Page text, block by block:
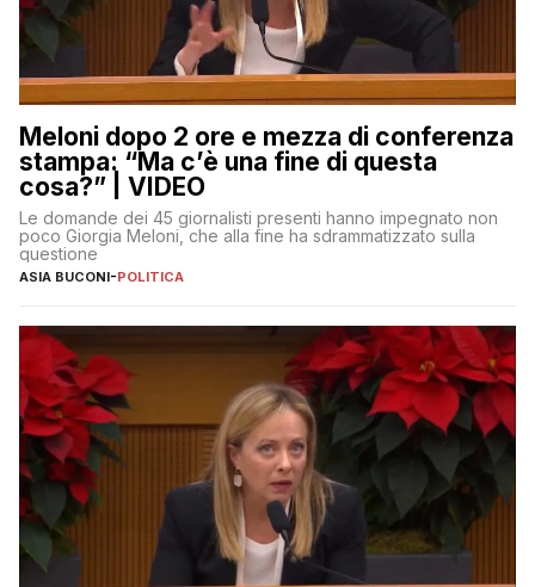
Meloni dopo 2 ore e mezza di conferenza
stampa: “Ma c’è una fine di questa
cosa?” | VIDEO
Le domande dei 45 giornalisti presenti hanno impegnato non
poco Giorgia Meloni, che alla fine ha sdrammatizzato sulla
questione
ASIA BUCONI-POLITICA